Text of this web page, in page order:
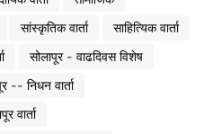
सांस्कृतिक वार्ता
साहित्यिक वार्ता
सोलापूर - वाढदिवस विशेष
-- निधन वार्ता
वार्ता